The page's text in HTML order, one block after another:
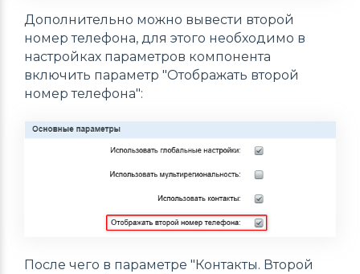
Дополнительно можно вывести второй
номер телефона, для этого необходимо в
настройках параметров компонента
включить параметр "Отображать второй
номер телефона":
После чего в параметре "Контакты. Второй